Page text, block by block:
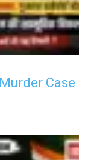
Case